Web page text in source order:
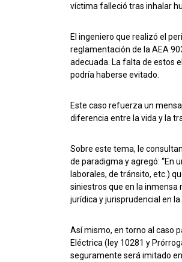
víctima falleció tras inhalar
El ingeniero que realizó el
reglamentación de la AEA
adecuada. La falta de estos
podría haberse evitado.
Este caso refuerza un
diferencia entre la vida y la
Sobre este tema, le
de paradigma y agregó: “En
laborales, de tránsito, etc.)
siniestros que en la inmensa
jurídica y jurisprudencial en la
Así mismo, en torno al caso
Eléctrica (ley 10281 y
seguramente será imitado